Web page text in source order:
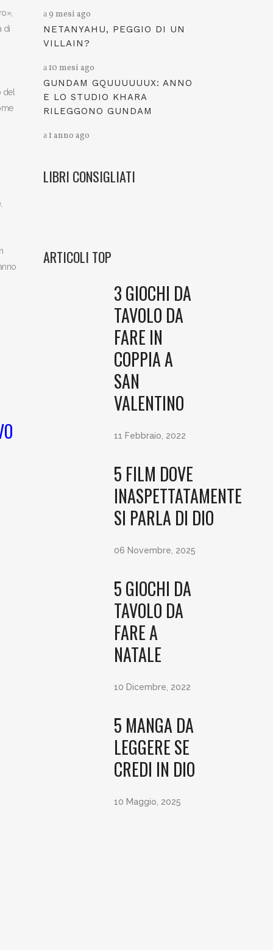
di
del
9 mesi ago
NETANYAHU, PEGGIO DI UN
VILLAIN?
10 mesi ago
GUNDAM GQUUUUUUX: ANNO
E LO STUDIO KHARA
RILEGGONO GUNDAM
1 anno ago
LIBRI CONSIGLIATI
ARTICOLI TOP
3 GIOCHI DA
TAVOLO DA
FARE IN
COPPIA A
SAN
VALENTINO
11 Febbraio, 2022
5 FILM DOVE
INASPETTATAMENTE
SI PARLA DI DIO
06 Novembre, 2025
5 GIOCHI DA
TAVOLO DA
FARE A
NATALE
10 Dicembre, 2022
5 MANGA DA
LEGGERE SE
CREDI IN DIO
10 Maggio, 2025